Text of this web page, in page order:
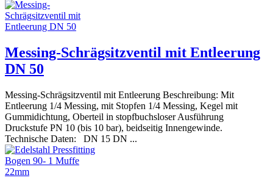
Messing-Schrägsitzventil mit Entleerung
DN 50
Messing-Schrägsitzventil mit Entleerung Beschreibung: Mit
Entleerung 1/4 Messing, mit Stopfen 1/4 Messing, Kegel mit
Gummidichtung, Oberteil in stopfbuchsloser Ausführung
Druckstufe PN 10 (bis 10 bar), beidseitig Innengewinde.
Technische Daten: DN 15 DN ...